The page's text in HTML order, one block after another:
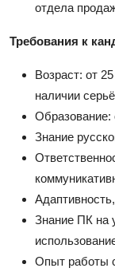
отдела
Требования к
Возраст: от
наличии
Образование:
Знание
Знание ПК на
Опыт работы